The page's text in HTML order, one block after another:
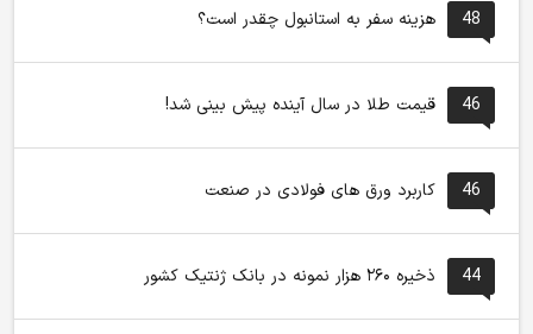
48 هزینه سفر به استانبول چقدر است؟
46 قیمت طلا در سال آینده پیش بینی شد!
46 کاربرد ورق های فولادی در صنعت
44 ذخیره ۲۶۰ هزار نمونه در بانک ژنتیک کشور